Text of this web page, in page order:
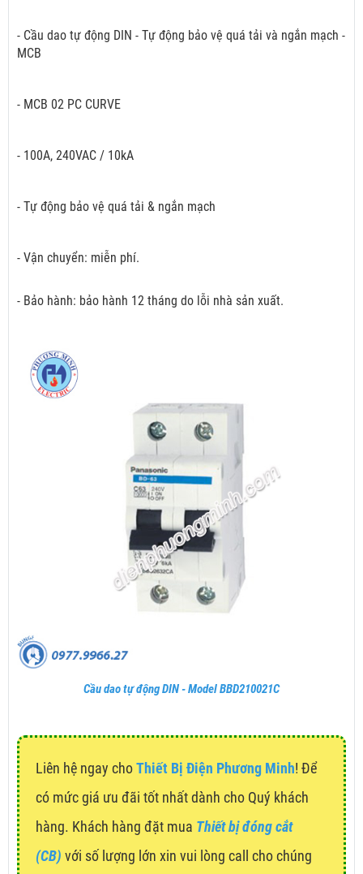
- Cầu dao tự động DIN - Tự động bảo vệ quá tải và ngắn mạch -
MCB
- MCB 02 PC CURVE
- 100A, 240VAC / 10kA
- Tự động bảo vệ quá tải & ngắn mạch
- Vận chuyển: miễn phí.
- Bảo hành: bảo hành 12 tháng do lỗi nhà sản xuất.
Cầu dao tự động DIN - Model BBD210021C
Liên hệ ngay choThiết Bị Điện Phương Minh! Để
có mức giá ưu đãi tốt nhất dành cho Quý khách
hàng. Khách hàng đặt mua Thiết bị đóng cắt
(CB) với số lượng lớn xin vui lòng call cho chúng